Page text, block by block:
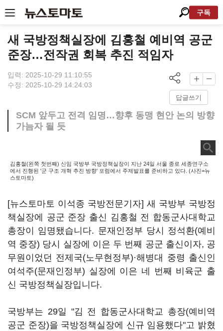
구독
새 국방정책실장에 김홍철 예비역 공군
준장…전작권 회복 추진 적임자
입력: 2025-10-29 11:10:55
수정: 2025-10-29 14:24:03
답글쓰기
SCM 앞두고 전격 임명…향후 동맹 현안 논의 방향
가늠자 될 듯
김홍철(왼쪽 첫번째) 신임 국방부 국방정책실장이 지난 24일 서울 종로 세종연구소
에서 진행된 '군 구조 개혁 추진 방향' 포럼에서 주제발표를 준비하고 있다. (사진=뉴
스토마토)
[뉴스토마토 이석종 국방전문기자] 새 국방부 국방정
책실장에 공군 준장 출신 김홍철 전 합동군사대학교
총장이 임명됐습니다. 문재인정부 당시 정석환(예비
역 중장) 당시 실장에 이은 두 번째 공군 출신이자, 공
무원이었던 전제국(노무현정부)·해병대 중령 출신인
여석주(문재인정부) 실장에 이은 네 번째 비육군 출
신 국방정책실장입니다.
국방부는 29일 "김 전 합동군사대학교 총장(예비역
공군 준장)을 국방정책실장에 신규 임용했다"고 밝혔